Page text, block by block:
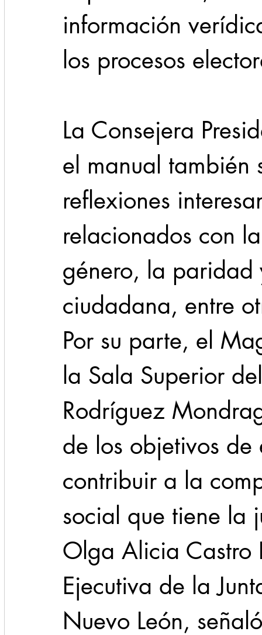
información
los procesos
La Consejera
el manual también
reflexiones
relacionados con
género, la
ciudadana, entre
Por su parte, el
la Sala Superior
Rodríguez
de los objetivos
contribuir a la
social que tiene
Olga Alicia Castro
Ejecutiva de la
Nuevo León,